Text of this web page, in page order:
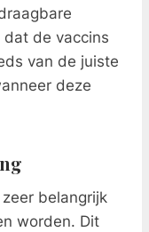
de vaccins
van de juiste
deze
belangrijk
worden. Dit